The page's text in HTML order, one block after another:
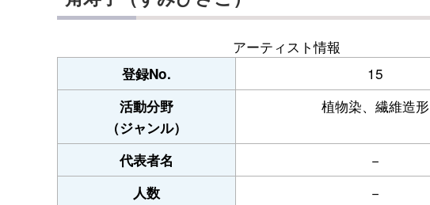
アーティスト情報
登録No. 15
活動分野
（ジャンル）
植物染、繊維造形
代表者名 −
人数 −